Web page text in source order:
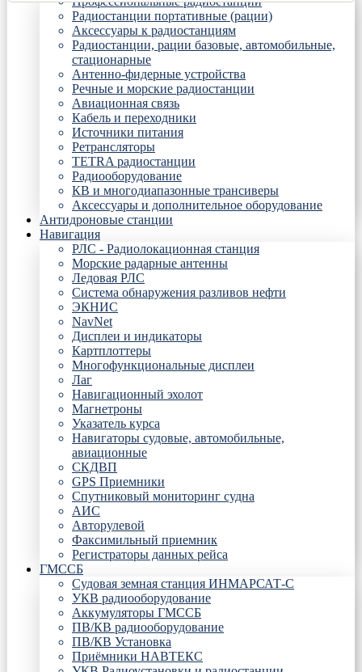
Радиостанции портативные (рации)
Аксессуары к радиостанциям
Радиостанции, рации базовые, автомобильные,
стационарные
Антенно-фидерные устройства
Речные и морские радиостанции
Авиационная связь
Кабель и переходники
Источники питания
Ретрансляторы
TETRA радиостанции
Радиооборудование
КВ и многодиапазонные трансиверы
Аксессуары и дополнительное оборудование
Антидроновые станции
Навигация
РЛС - Радиолокационная станция
Морские радарные антенны
Ледовая РЛС
Система обнаружения разливов нефти
ЭКНИС
NavNet
Дисплеи и индикаторы
Картплоттеры
Многофункциональные дисплеи
Лаг
Навигационный эхолот
Магнетроны
Указатель курса
Навигаторы судовые, автомобильные,
авиационные
СКДВП
GPS Приемники
Спутниковый мониторинг судна
АИС
Авторулевой
Факсимильный приемник
Регистраторы данных рейса
ГМССБ
Судовая земная станция ИНМАРСАТ-С
УКВ радиооборудование
Аккумуляторы ГМССБ
ПВ/КВ радиооборудование
ПВ/КВ Установка
Приёмники НАВТЕКС